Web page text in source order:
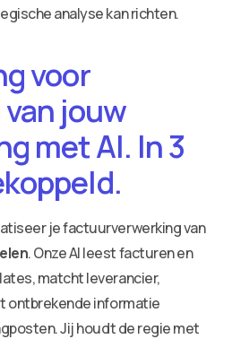
analyse kan richten.
voor
jouw
met AI. In 3
je factuurverwerking van
. Onze AI leest facturen en
matcht leverancier,
ontbrekende informatie
Jij houdt de regie met